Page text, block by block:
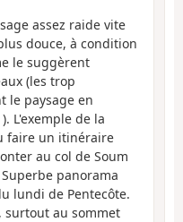
assez raide vite
douce, à condition
le suggèrent
(les trop
le paysage en
L'exemple de la
faire un itinéraire
au col de Soum
panorama
lundi de Pentecôte.
surtout au sommet